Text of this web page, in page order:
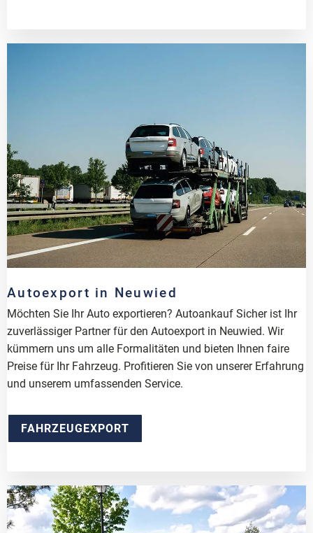
Autoexport in Neuwied
Möchten Sie Ihr Auto exportieren? Autoankauf Sicher ist Ihr
zuverlässiger Partner für den Autoexport in Neuwied. Wir
kümmern uns um alle Formalitäten und bieten Ihnen faire
Preise für Ihr Fahrzeug. Profitieren Sie von unserer Erfahrung
und unserem umfassenden Service.
FAHRZEUGEXPORT